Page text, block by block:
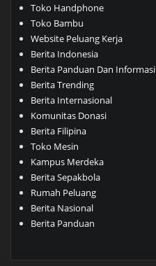
Toko Handphone
Toko Bambu
Website Peluang Kerja
Berita Indonesia
Berita Panduan Dan Informasi
Berita Trending
Berita Internasional
Komunitas Donasi
Berita Filipina
Toko Mesin
Kampus Merdeka
Berita Sepakbola
Rumah Peluang
Berita Nasional
Berita Panduan